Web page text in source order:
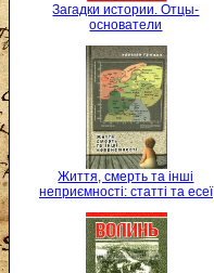
Загадки истории. Отцы-
основатели
Життя, смерть та інші
неприємності: статті та есеї